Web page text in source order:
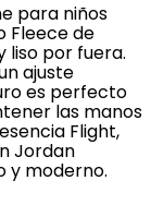
para niños
Fleece de
liso por fuera.
ajuste
es perfecto
las manos
Flight,
Jordan
y moderno.